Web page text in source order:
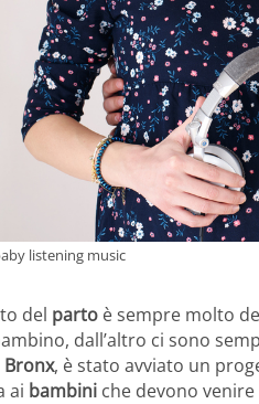
listening music
del parto è sempre molto
dall’altro ci sono
Bronx, è stato avviato un
ai bambini che devono